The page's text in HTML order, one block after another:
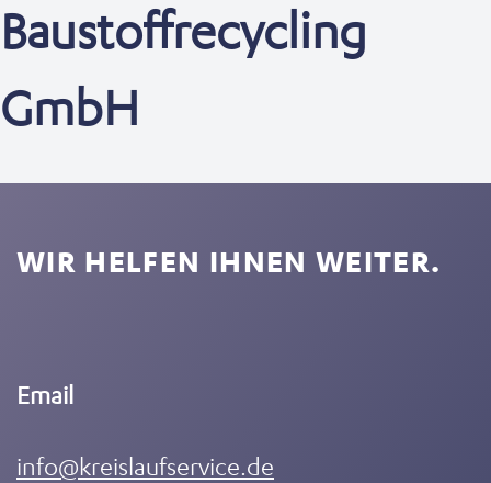
Baustoffrecycling
GmbH
WIR HELFEN IHNEN WEITER.
Email
info@kreislaufservice.de